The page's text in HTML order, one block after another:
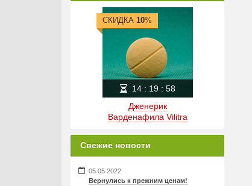
Дженерик
Варденафила Vilitra
СКИДКА 10%
14: 19: 57
Свежие новости
05.05.2022
Вернулись к прежним ценам!